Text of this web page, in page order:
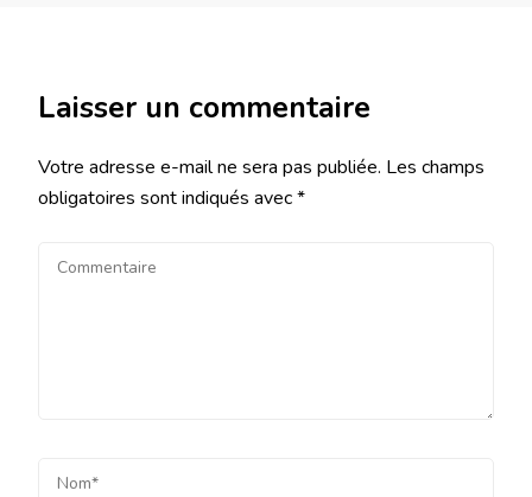
Laisser un commentaire
Votre adresse e-mail ne sera pas publiée. Les champs
obligatoires sont indiqués avec*